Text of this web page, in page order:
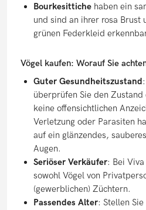
Bourkesittiche haben ein
und sind an ihrer rosa Brust
grünen Federkleid
Vögel kaufen: Worauf Sie
Guter Gesundheitszustand
überprüfen Sie den
keine offensichtlichen
Verletzung oder Parasiten
auf ein glänzendes,
Augen.
Seriöser Verkäufer: Bei
sowohl Vögel von
(gewerblichen) Züchtern.
Passendes Alter: Stellen